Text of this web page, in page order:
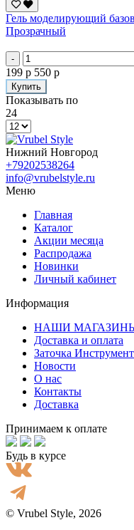
Гель моделирующий
Прозрачный
-
199 р 550 р
Купить
Показывать по
24
Нижний Новгород
+79202538264
info@vrubelstyle.ru
Меню
Главная
Каталог
Акции месяца
Распродажа
Новинки
Личный кабинет
Информация
НАШИ
Доставка и оплата
Заточка
Новости
О нас
Контакты
Доставка
Принимаем к оплате
Будь в курсе
© Vrubel Style, 2026